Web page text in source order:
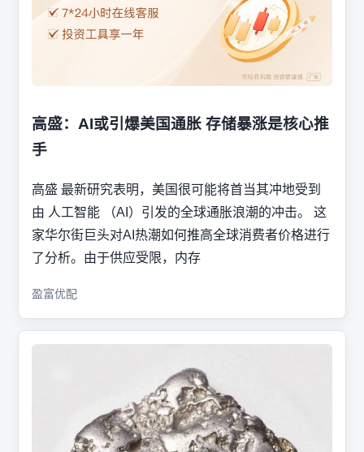
高盛：AI或引爆美国通胀 存储暴涨是核心推
手
高盛 最新研究表明，美国很可能将首当其冲地受到
由 人工智能 （AI）引发的全球通胀浪潮的冲击。 这
家华尔街巨头对AI热潮如何推高全球消费者价格进行
了分析。由于供应受限，内存
盈富优配